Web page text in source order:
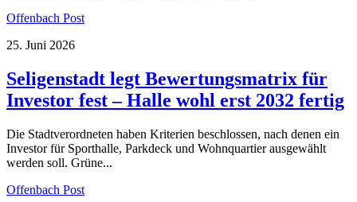
Offenbach Post
25. Juni 2026
Seligenstadt legt Bewertungsmatrix für
Investor fest – Halle wohl erst 2032 fertig
Die Stadtverordneten haben Kriterien beschlossen, nach denen ein
Investor für Sporthalle, Parkdeck und Wohnquartier ausgewählt
werden soll. Grüne...
Offenbach Post